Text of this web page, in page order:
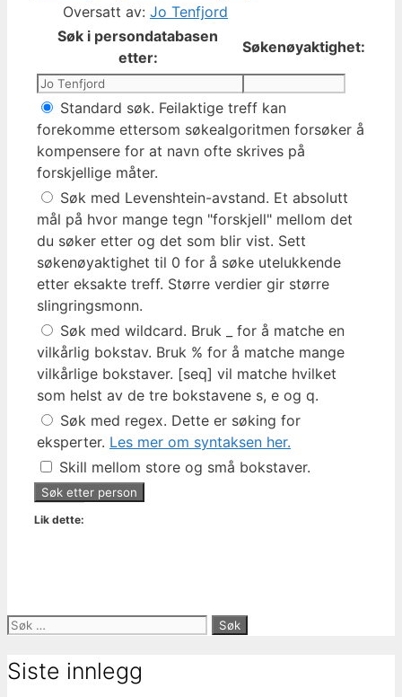
Oversatt av: Jo Tenfjord
Søk i persondatabasen
etter:
Søkenøyaktighet:
Standard søk. Feilaktige treff kan
forekomme ettersom søkealgoritmen forsøker å
kompensere for at navn ofte skrives på
forskjellige måter.
Søk med Levenshtein-avstand. Et absolutt
mål på hvor mange tegn "forskjell" mellom det
du søker etter og det som blir vist. Sett
søkenøyaktighet til 0 for å søke utelukkende
etter eksakte treff. Større verdier gir større
slingringsmonn.
Søk med wildcard. Bruk _ for å matche en
vilkårlig bokstav. Bruk % for å matche mange
vilkårlige bokstaver. [seq] vil matche hvilket
som helst av de tre bokstavene s, e og q.
Søk med regex. Dette er søking for
eksperter. Les mer om syntaksen her.
Skill mellom store og små bokstaver.
Lik dette:
Søk
Siste innlegg